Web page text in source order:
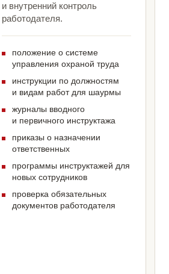
и внутренний контроль
работодателя.
положение о системе
управления охраной труда
инструкции по должностям
и видам работ для шаурмы
журналы вводного
и первичного инструктажа
приказы о назначении
ответственных
программы инструктажей для
новых сотрудников
проверка обязательных
документов работодателя